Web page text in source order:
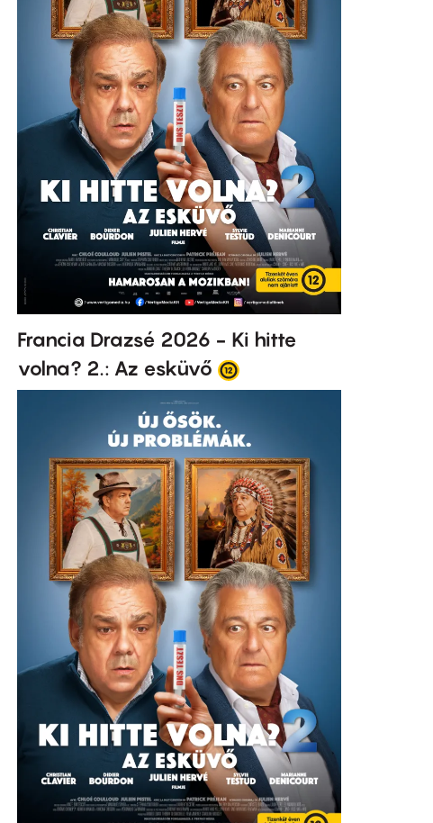
Francia Drazsé 2026 - Ki hitte
volna? 2.: Az esküvő